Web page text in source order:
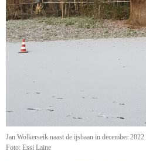
Jan Wolkerseik naast de ijsbaan in december 2022.
Foto: Essi Laine